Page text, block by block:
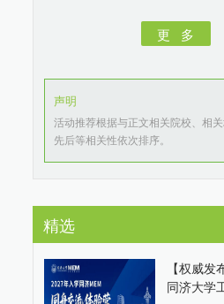
更 多
声明
活动推荐根据与正文相关院校、相
先后等相关性依次排序。
精选
【权威
同济大学